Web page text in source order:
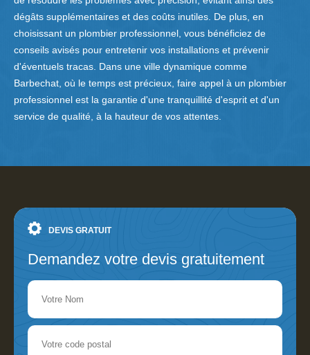
dégâts supplémentaires et des coûts inutiles. De plus, en
choisissant un plombier professionnel, vous bénéficiez de
conseils avisés pour entretenir vos installations et prévenir
d'éventuels tracas. Dans une ville dynamique comme
Barbechat, où le temps est précieux, faire appel à un plombier
professionnel est la garantie d'une tranquillité d'esprit et d'un
service de qualité, à la hauteur de vos attentes.
DEVIS GRATUIT
Demandez votre devis gratuitement